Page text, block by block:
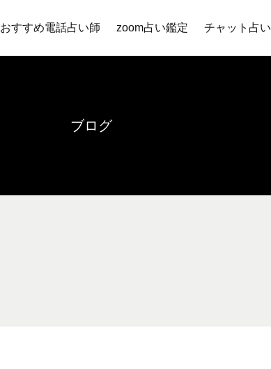
おすすめ電話占い師 zoom占い鑑定 チャット占い
ブログ